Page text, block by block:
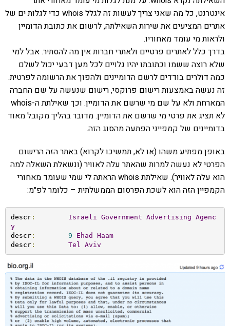
אינטרנט, כל מה שאני צריך לעשות זה לגלל whois כדי לגלות ים של
אתרים המציעים את שירות השאילתה, לרשום את כתובת הדומיין
ולראות מי עומד מאחוריו.
בדרך כלל לאתרים פרטיים ולאתרי חברות אין מה להסתיר. אבל למי
שלא רוצה ששמו וכתובתו יהיו גלויים לכל מען דבעי יכול לשלם
כמה דולרים בודדים לרשם הדומיינים ולהפוך את הרשומה לפרטית.
זה נעשה באמצעות רישום פרוקסי, רישום שנעשה על שם החברה
המארחת ולא על שם מי שרשם את הדומיין. וכך שאילתת ה-whois
לא תציג את פרטי מי שרשם את הדומיין. מדובר בהליך מקובל מאוד
בדומיינים של קמפייני הפתעה מהסוג הזה.
באופן מפתיע משהו (או לא, תמשיכו לקרוא) באתר הזה הרישום
הפרטי לא נעשה למרות שהאתר עלה לאוויר (ונשאלת השאלה למה
הוא עלה לאוויר). שאילתת whois הראתה לי שמי שעומד מאחורי
הקמפיין הזה הוא לשכת הפרסום הממשלתית – כלומר לפ״מ:
descr: Israeli Government Advertising Agenc
y
descr: 9 Ehad
Haam
descr: Tel Aviv